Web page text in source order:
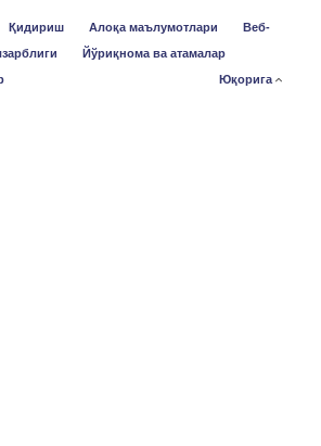
Қидириш Алоқа маълумотлари
Веб-
Йўриқнома ва атамалар
Юқорига